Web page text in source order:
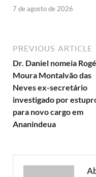
7 de agosto de 2026
PREVIOUS ARTICLE
Dr. Daniel nomeia
Moura Montalvão das
Neves ex-secretário
investigado por
para novo cargo em
Ananindeua